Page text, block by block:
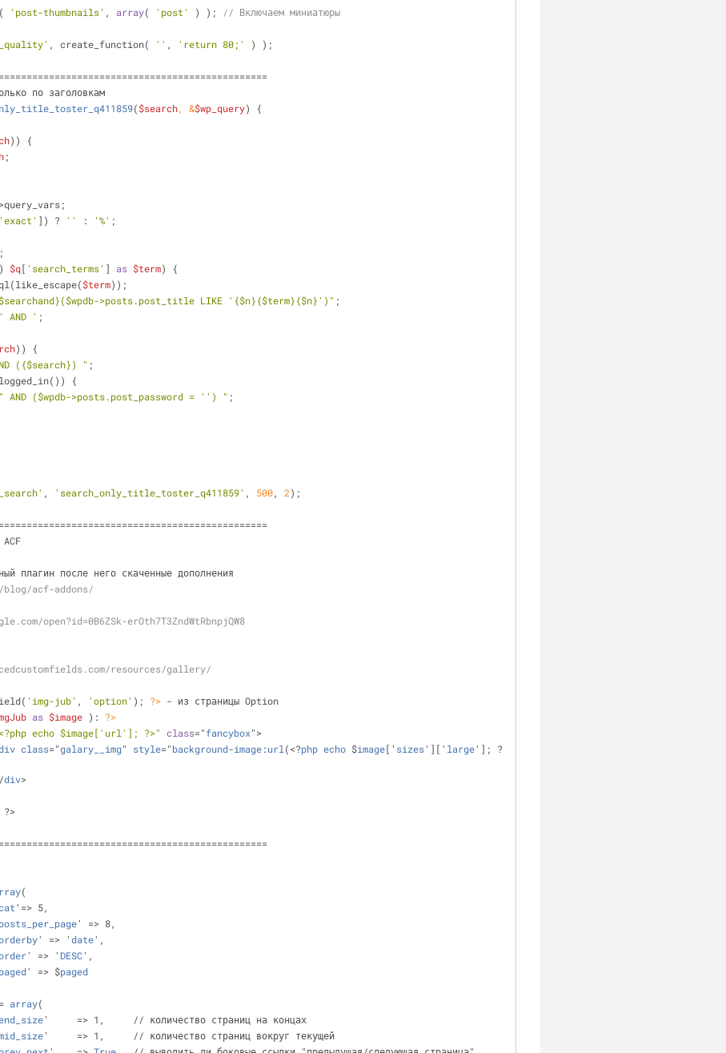
'post-thumbnails' , array( 'post' ) ); // Включаем миниатюры
, create_function( '' , 'return 80;' ) );
по заголовкам
($search, &$wp_query)
{
)) {
;
'exact' ]) ? '' : '%' ;
;
) $q[ 'search_terms' ] as $term) {
$term));
($wpdb->posts.post_title LIKE ' {$n}{$term}{$n}')" ;
' AND ' ;
)) {
( {$search}) " ;
{
" AND ($wpdb->posts.post_password = '') " ;
, 'search_only_title_toster_q411859' , 500, 2);
плагин после него скаченные дополнения
blog/acf-addons/
open?id=0B6ZSk-erOth7T3ZndWtRbnpjQW8
resources/gallery/
'img-jub' , 'option' ); ?> - из страницы Option
as $image ): ?>
echo $image['url']; ?>" class="fancybox">
class="galary__img" style="background-image:url (<?php echo $image[' sizes'][' large']; ?
div>
(
cat '=> 5,
posts_per_page' => 8,
' => 'date',
' => ' DESC',
paged' => $paged
= array(
'     => 1,     // количество страниц на концах
'     => 1,     // количество страниц вокруг текущей